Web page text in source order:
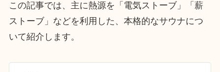
この記事では、主に熱源を「電気ストーブ」「薪
ストーブ」などを利用した、本格的なサウナにつ
いて紹介します。